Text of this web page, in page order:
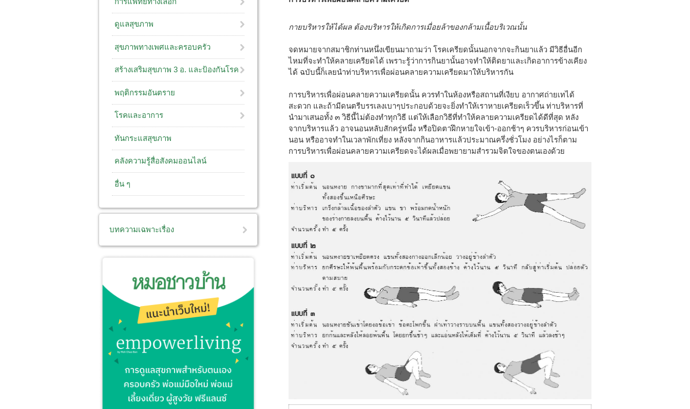
กายบริหารให้ได้ผล ต้องบริหารให้เกิดการเมื่อยล้าของกล้ามเนื้อบริเวณนั้น
จดหมายจากสมาชิกท่านหนึ่งเขียนมาถามว่า โรคเครียดนั้นนอกจากจะกินยาแล้ว มีวิธีอื่นอีก
ไหมที่จะทำให้คลายเครียดได้ เพราะรู้ว่าการกินยานั้นอาจทำให้ติดยาและเกิดอาการข้างเคียง
ได้ ฉบับนี้ก็เลยนำท่าบริหารเพื่อผ่อนคลายความเครียดมาให้บริหารกัน
การบริหารเพื่อผ่อนคลายความเครียดนั้น ควรทำในห้องหรือสถานที่เงียบ อากาศถ่ายเทได้
สะดวก และถ้ามีดนตรีบรรเลงเบาๆประกอบด้วยจะยิ่งทำให้เราหายเครียดเร็วขึ้น ท่าบริหารที่
นำมาเสนอทั้ง ๓ วิธีนี้ไม่ต้องทำทุกวิธี แต่ให้เลือกวิธีที่ทำให้คลายความเครียดได้ดีที่สุด หลัง
จากบริหารแล้ว อาจนอนหลับสักครู่หนึ่ง หรือปิดตาฝึกหายใจเข้า-ออกช้าๆ ควรบริหารก่อนเข้า
นอน หรืออาจทำในเวลาพักเที่ยง หลังจากกินอาหารแล้วประมาณครึ่งชั่วโมง อย่างไรก็ตาม
การบริหารเพื่อผ่อนคลายความเครียดจะได้ผลเมื่อพยายามสำรวมจิตใจของตนเองด้วย
ดูแลสุขภาพ
สุขภาพทางเพศและครอบครัว
สร้างเสริมสุขภาพ 3 อ. ​และป้องกันโรค
พฤติกรรมอันตราย
โรคและอาการ
ทันกระแสสุขภาพ
คลังความรู้สื่อสังคมออนไลน์
อื่น ๆ
บทความเฉพาะเรื่อง